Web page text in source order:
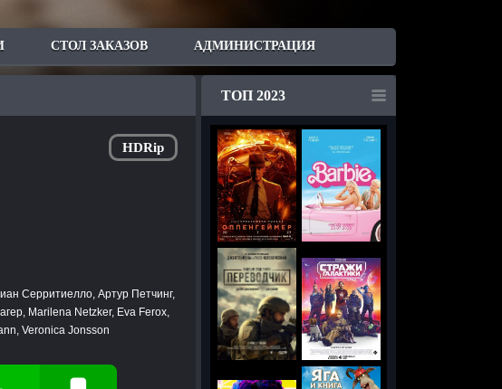
СТОЛ ЗАКАЗОВ АДМИНИСТРАЦИЯ
HDRip
Серритиелло, Артур Петчинг,
Marilena Netzker, Eva Ferox,
Veronica Jonsson
ТОП 2023